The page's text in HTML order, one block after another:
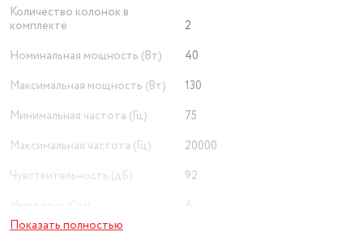
Количество колонок в
комплекте
2
Номинальная мощность (Вт)
40
Максимальная мощность (Вт)
130
Минимальная частота (Гц)
75
Максимальная частота (Гц)
20000
Чувствительность (дБ)
92
4
Показать полностью